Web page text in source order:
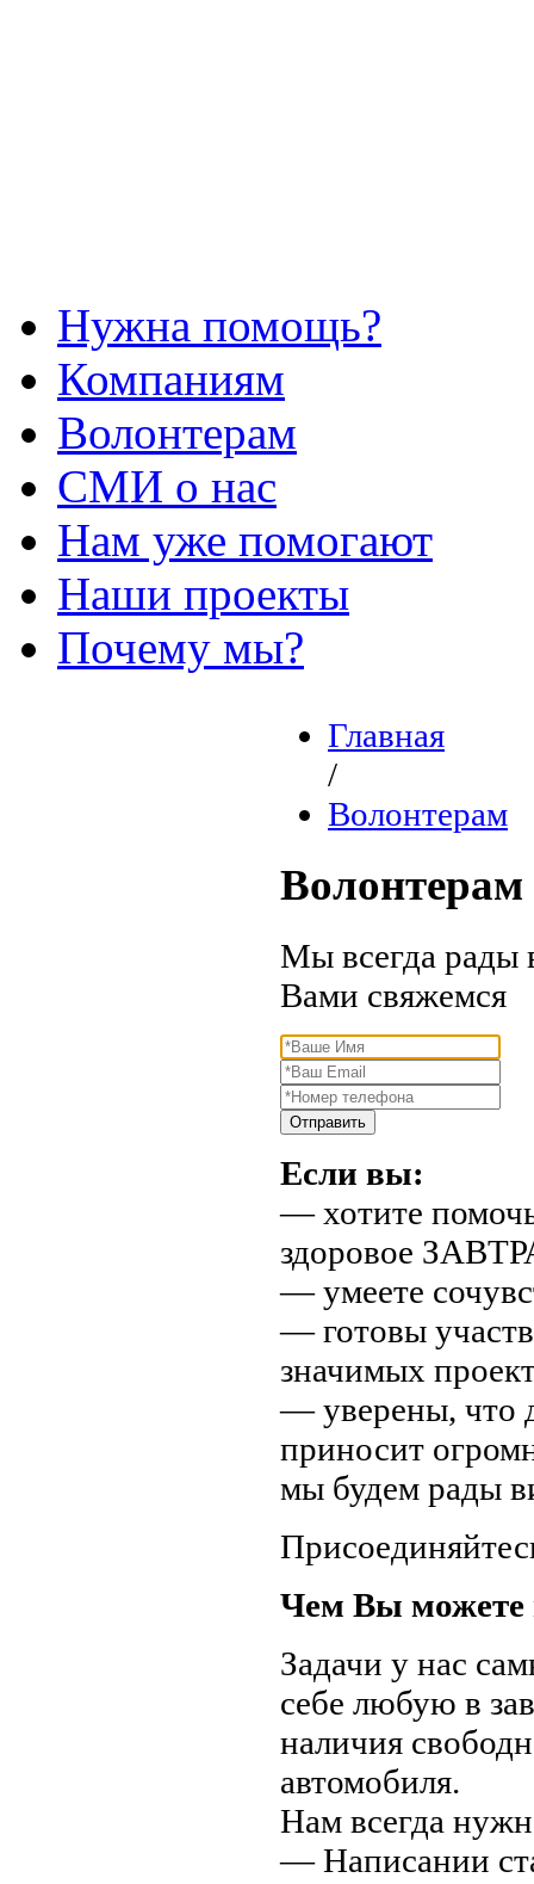
Нужна помощь?
Компаниям
Волонтерам
СМИ о нас
Нам уже помогают
Наши проекты
Почему мы?
Главная
/
Волонтерам
Волонтерам
Мы всегда
Вами свяжемся
Если вы:
— хотите
здоровое
— умеете
— готовы
значимых
— уверены, что
приносит
мы будем рады
Чем Вы можете
Задачи у нас
себе любую в
наличия
автомобиля.
Нам всегда
— Написании